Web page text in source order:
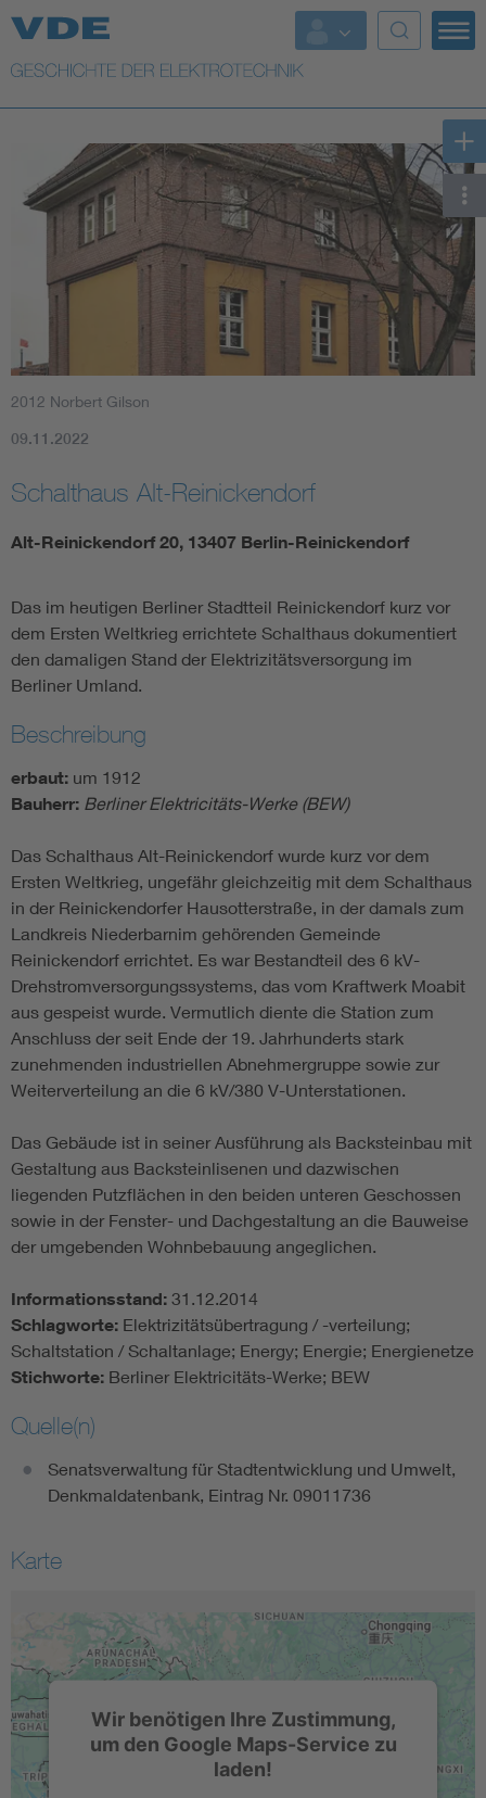
Top Themen
Weitere Themen
2012 Norbert Gilson
09.11.2022
Schalthaus Alt-Reinickendorf
Alt-Reinickendorf 20, 13407 Berlin-Reinickendorf
Das im heutigen Berliner Stadtteil Reinickendorf kurz vor
dem Ersten Weltkrieg errichtete Schalthaus dokumentiert
den damaligen Stand der Elektrizitätsversorgung im
Berliner Umland.
Beschreibung
erbaut: um 1912
Bauherr: Berliner Elektricitäts-Werke (BEW)
Das Schalthaus Alt-Reinickendorf wurde kurz vor dem
Ersten Weltkrieg, ungefähr gleichzeitig mit dem Schalthaus
in der Reinickendorfer Hausotterstraße, in der damals zum
Landkreis Niederbarnim gehörenden Gemeinde
Reinickendorf errichtet. Es war Bestandteil des 6 kV-
Drehstromversorgungssystems, das vom Kraftwerk Moabit
aus gespeist wurde. Vermutlich diente die Station zum
Anschluss der seit Ende der 19. Jahrhunderts stark
zunehmenden industriellen Abnehmergruppe sowie zur
Weiterverteilung an die 6 kV/380 V-Unterstationen.
Das Gebäude ist in seiner Ausführung als Backsteinbau mit
Gestaltung aus Backsteinlisenen und dazwischen
liegenden Putzflächen in den beiden unteren Geschossen
sowie in der Fenster- und Dachgestaltung an die Bauweise
der umgebenden Wohnbebauung angeglichen.
Informationsstand: 31.12.2014
Schlagworte: Elektrizitätsübertragung / -verteilung;
Schaltstation / Schaltanlage; Energy; Energie; Energienetze
Stichworte: Berliner Elektricitäts-Werke; BEW
Quelle(n)
Senatsverwaltung für Stadtentwicklung und Umwelt,
Denkmaldatenbank, Eintrag Nr. 09011736
Karte
Wir benötigen Ihre Zustimmung,
um den Google Maps-Service zu
laden!